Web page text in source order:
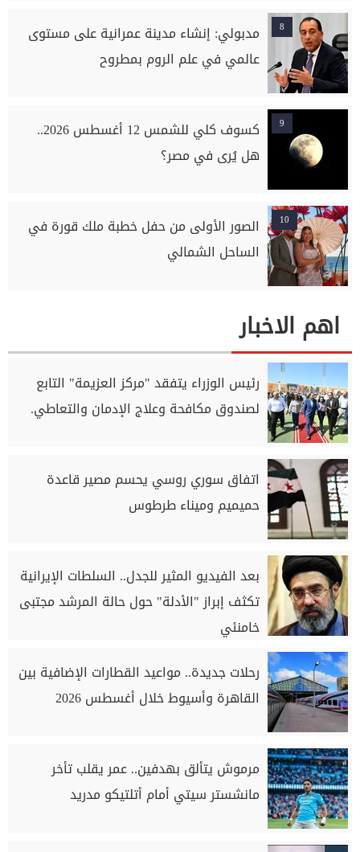
8
مدبولي: إنشاء مدينة عمرانية على مستوى
عالمي في علم الروم بمطروح
9
كسوف كلي للشمس 12 أغسطس 2026..
هل يُرى في مصر؟
10
الصور الأولى من حفل خطبة ملك قورة في
الساحل الشمالي
اهم الاخبار
رئيس الوزراء يتفقد "مركز العزيمة" التابع
لصندوق مكافحة وعلاج الإدمان والتعاطي.
اتفاق سوري روسي يحسم مصير قاعدة
حميميم وميناء طرطوس
بعد الفيديو المثير للجدل.. السلطات الإيرانية
تكثف إبراز "الأدلة" حول حالة المرشد مجتبى
خامنئي
رحلات جديدة.. مواعيد القطارات الإضافية بين
القاهرة وأسيوط خلال أغسطس 2026
مرموش يتألق بهدفين.. عمر يقلب تأخر
مانشستر سيتي أمام أتلتيكو مدريد